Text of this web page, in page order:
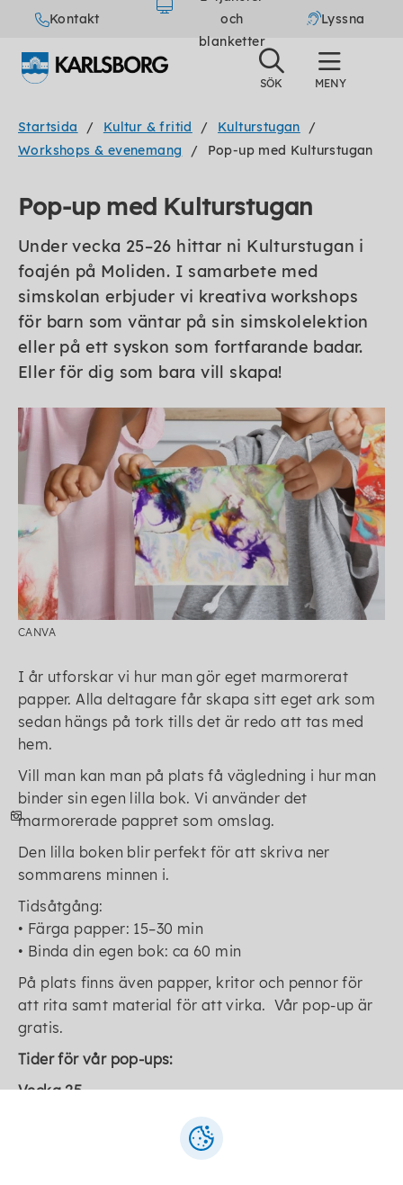
Kontakt
och
blanketter
Lyssna
Startsida Kultur & fritid
Kulturstugan
Workshops & evenemang
Pop-up med Kulturstugan
Pop-up med Kulturstugan
Under vecka 25–26 hittar ni Kulturstugan i
foajén på Moliden. I samarbete med
simskolan erbjuder vi kreativa workshops
för barn som väntar på sin simskolelektion
eller på ett syskon som fortfarande badar.
Eller för dig som bara vill skapa!
CANVA
I år utforskar vi hur man gör eget marmorerat
papper. Alla deltagare får skapa sitt eget ark som
sedan hängs på tork tills det är redo att tas med
hem.
Vill man kan man på plats få vägledning i hur man
binder sin egen lilla bok. Vi använder det
marmorerade pappret som omslag.
Den lilla boken blir perfekt för att skriva ner
sommarens minnen i.
Tidsåtgång:
• Färga papper: 15–30 min
• Binda din egen bok: ca 60 min
På plats finns även papper, kritor och pennor för
att rita samt material för att virka. Vår pop-up är
gratis.
Tider för vår pop-ups:
Vecka 25
Måndag 8:30 -14:30
Tisdag 8:30 -14:30